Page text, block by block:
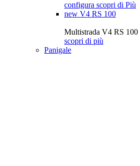
configura scopri di Più
new V4 RS 100
Multistrada V4 RS 100
scopri di più
Panigale